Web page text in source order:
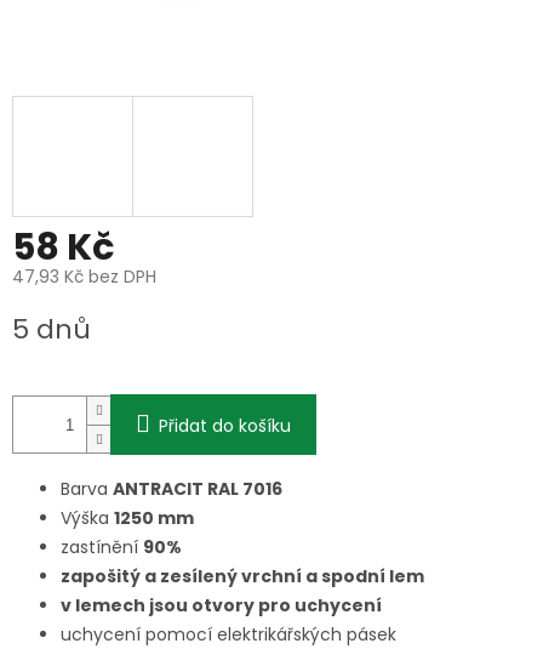
58 Kč
47,93 Kč bez DPH
cena:
5 dnů
Přidat do košíku
Barva ANTRACIT RAL 7016
Výška 1250 mm
zastínění 90%
zapošitý a zesílený vrchní a spodní lem
v lemech jsou otvory pro uchycení
uchycení pomocí elektrikářských pásek